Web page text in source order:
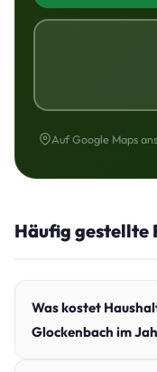
Auf Google Maps
Häufig gestellte
Was kostet
Glockenbach im